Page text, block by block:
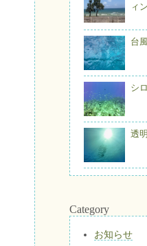
ィン
台
シ
透
Category
お知らせ